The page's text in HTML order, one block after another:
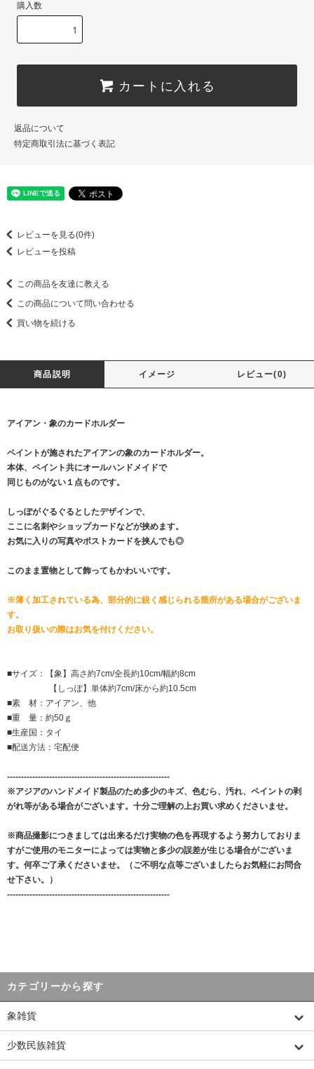
購入数
カートに入れる
返品について
特定商取引法に基づく表記
レビューを見る(0件)
レビューを投稿
この商品を友達に教える
この商品について問い合わせる
買い物を続ける
商品説明 イメージ レビュー(0)
アイアン・象のカードホルダー
ペイントが施されたアイアンの象のカードホルダー。
本体、ペイント共にオールハンドメイドで
同じものがない１点ものです。
しっぽがぐるぐるとしたデザインで、
ここに名刺やショップカードなどが挟めます。
お気に入りの写真やポストカードを挟んでも◎
このまま置物として飾ってもかわいいです。
※薄く加工されている為、部分的に鋭く感じられる箇所がある場合がございま
す。
お取り扱いの際はお気を付けください。
■サイズ：【象】高さ約7cm/全長約10cm/幅約8cm
【しっぽ】単体約7cm/床から約10.5cm
■素 材：アイアン、他
■重 量：約50ｇ
■生産国：タイ
■配送方法：宅配便
----------------------------------------------------------
※アジアのハンドメイド製品のため多少のキズ、色むら、汚れ、ペイントの剥
がれ等がある場合がございます。十分ご理解の上お買い求めくださいませ。
※商品撮影につきましては出来るだけ実物の色を再現するよう努力しておりま
すがご使用のモニターによっては実物と多少の誤差が生じる場合がございま
す。何卒ご了承くださいませ。（ご不明な点等ございましたらお気軽にお問合
せ下さい。）
----------------------------------------------------------
カテゴリーから探す
象雑貨
少数民族雑貨